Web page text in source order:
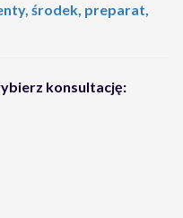
środek, preparat,
konsultację: